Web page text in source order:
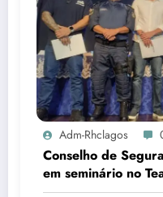
Adm-Rhclagos
Conselho de
em seminário no